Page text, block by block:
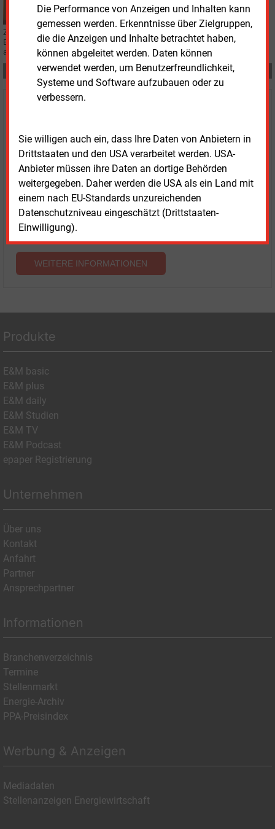
Die Performance von Anzeigen und Inhalten kann
gemessen werden. Erkenntnisse über Zielgruppen,
die die Anzeigen und Inhalte betrachtet haben,
können abgeleitet werden. Daten können
verwendet werden, um Benutzerfreundlichkeit,
Systeme und Software aufzubauen oder zu
verbessern.
Sie willigen auch ein, dass Ihre Daten von Anbietern in
Drittstaaten und den USA verarbeitet werden. USA-
Anbieter müssen ihre Daten an dortige Behörden
weitergegeben. Daher werden die USA als ein Land mit
einem nach EU-Standards unzureichenden
Datenschutzniveau eingeschätzt (Drittstaaten-
Einwilligung).
Zu strenge Vorgaben beim Denkmalschutz bremsen aus Sicht von
Branchenverbänden zunehmend den Ausbau der Windkraft in Deutschland
aus.
Teilen:
Sprechen Sie uns an, wenn Sie Fragen zur Nutzung von
E&M-Inhalten oder den verschiedenen Abonnement-
Paketen haben.
Das E&M-Vertriebsteam freut sich unter Tel. 08152 / 93
11-77 oder untervertrieb@energie-und-management.de
über Ihre Anfrage.
WEITERE INFORMATIONEN
Produkte
E&M basic
E&M plus
E&M daily
E&M Studien
E&M TV
E&M Podcast
epaper Registrierung
Unternehmen
Über uns
Kontakt
Anfahrt
Partner
Ansprechpartner
Informationen
Branchenverzeichnis
Termine
Stellenmarkt
Energie-Archiv
PPA-Preisindex
Werbung & Anzeigen
Mediadaten
Stellenanzeigen Energiewirtschaft